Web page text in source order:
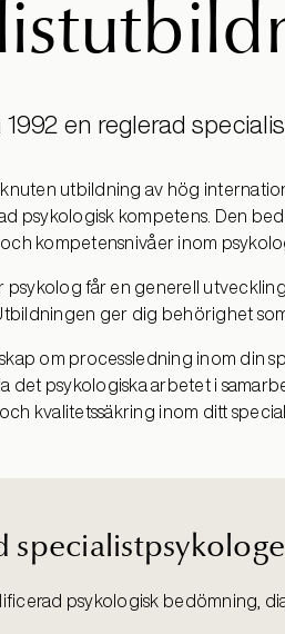
en reglerad
utbildning av hög
psykologisk kompetens Den
och kompetensnivåer inom
psykologfår en generell
ger dig behörighet
om processledning inom din
det psykologiska arbetet i
kvalitetssäkring inom ditt
psykologisk bedömning,